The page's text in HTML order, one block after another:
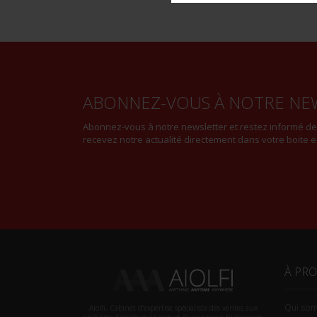
ABONNEZ-VOUS À NOTRE
Abonnez-vous à notre newsletter et restez informé
recevez notre actualité directement dans votre boite
À